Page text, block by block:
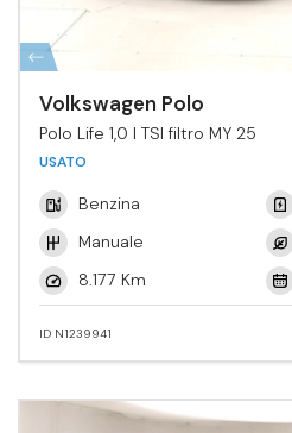
Volkswagen Polo
Polo Life 1,0 l TSI filtro MY 25
USATO
Benzina
Manuale
8.177 Km
ID N1239941